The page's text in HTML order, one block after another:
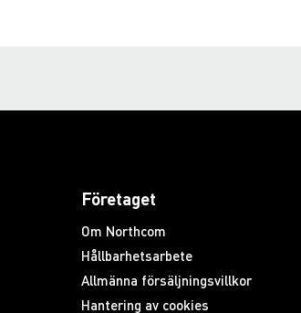
Företaget
Om Northcom
Hållbarhetsarbete
Allmänna försäljningsvillkor
Hantering av cookies